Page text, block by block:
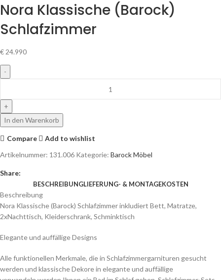
Nora Klassische (Barock)
Schlafzimmer
€24.990
In den Warenkorb
Compare
Add to wishlist
Artikelnummer: 131.006 Kategorie: Barock Möbel
Share:
BESCHREIBUNGLIEFERUNG- & MONTAGEKOSTEN
Beschreibung
Nora Klassische (Barock) Schlafzimmer inkludiert Bett, Matratze,
2xNachttisch, Kleiderschrank, Schminktisch
Elegante und auffällige Designs
Alle funktionellen Merkmale, die in Schlafzimmergarnituren gesucht
werden und klassische Dekore in elegante und auffällige